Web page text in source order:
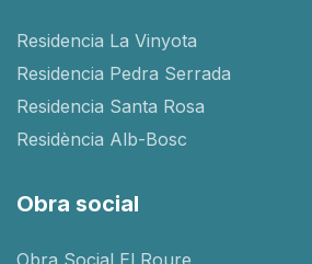
Residencia La Vinyota
Residencia Pedra Serrada
Residencia Santa Rosa
Residència Alb-Bosc
Obra social
Obra Social El Roure